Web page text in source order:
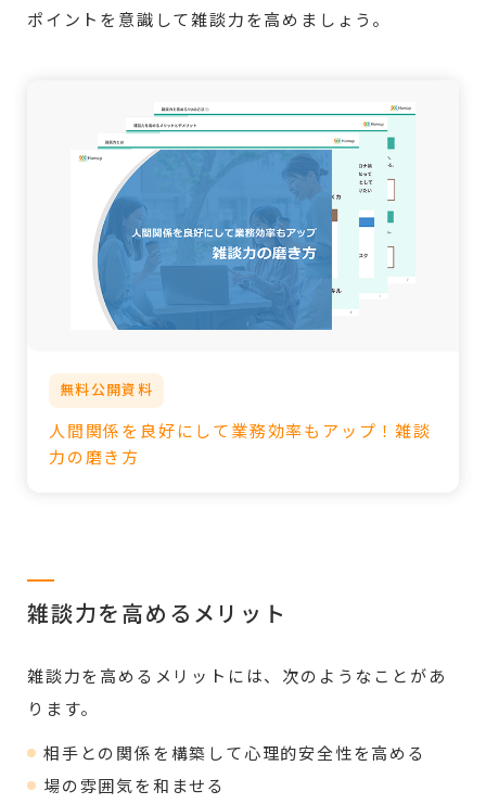
ポイントを意識して雑談力を高めましょう。
無料公開資料
人間関係を良好にして業務効率もアップ！雑談
力の磨き方
雑談力を高めるメリット
雑談力を高めるメリットには、次のようなことがあ
ります。
相手との関係を構築して心理的安全性を高める
場の雰囲気を和ませる